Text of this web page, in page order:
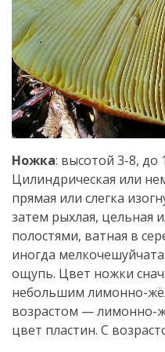
Ножка: высотой 3-8, до
Цилиндрическая или
прямая или слегка
затем рыхлая, цельная
полостями, ватная в
иногда
ощупь. Цвет ножки
небольшим лимонно-
возрастом — лимонно-
цвет пластин. С